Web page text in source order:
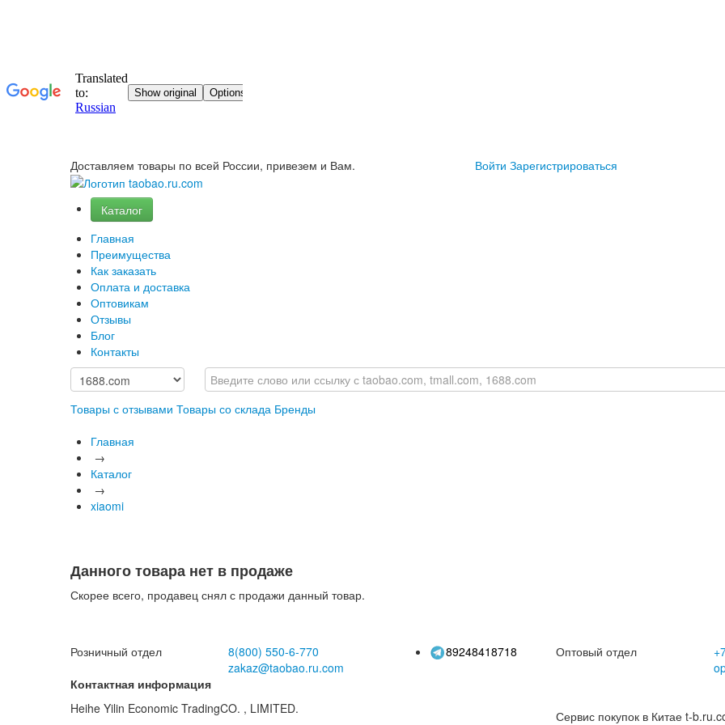
Доставляем товары по всей России, привезем и Вам. Войти Зарегистрироваться
Каталог
Главная
Преимущества
Как заказать
Оплата и доставка
Оптовикам
Отзывы
Блог
Контакты
Товары с отзывами Товары со склада Бренды
Главная
→
Каталог
→
xiaomi
Данного товара нет в продаже
Скорее всего, продавец снял с продажи данный товар.
Розничный отдел 8(800) 550-6-770
zakaz@taobao.ru.com
89248418718 Оптовый отдел
Контактная информация
Heihe Yilin Economic TradingCO. , LIMITED.
Сервис покупок в Китае t-